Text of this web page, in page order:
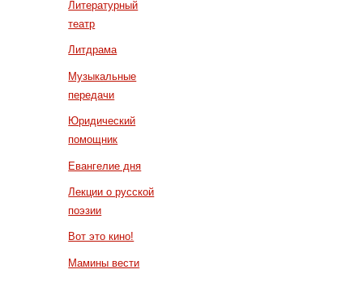
Литературный
театр
Литдрама
Музыкальные
передачи
Юридический
помощник
Евангелие дня
Лекции о русской
поэзии
Вот это кино!
Мамины вести